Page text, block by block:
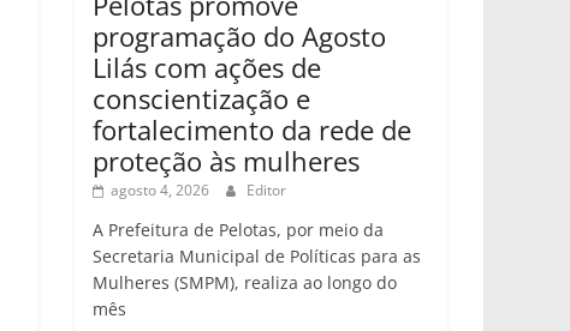
programação do Agosto
Lilás com ações de
conscientização e
fortalecimento da rede de
proteção às mulheres
agosto 4, 2026 Editor
A Prefeitura de Pelotas, por meio da
Secretaria Municipal de Políticas para as
Mulheres (SMPM), realiza ao longo do
mês